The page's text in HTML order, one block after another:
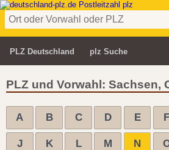
PLZ Deutschland plz Suche
PLZ und Vorwahl: Sachsen,
A B C D E F
J K L M N